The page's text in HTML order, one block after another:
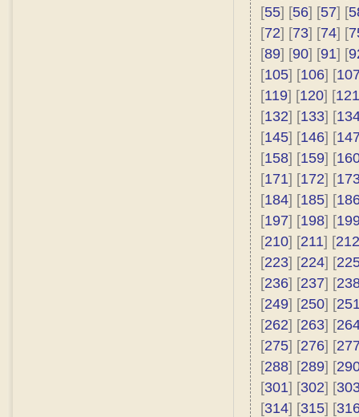
[55] [56] [57] [
[72] [73] [74] [
[89] [90] [91] [
[105] [106] [
[119] [120] [121
[132] [133] [
[145] [146] [
[158] [159] [
[171] [172] [
[184] [185] [
[197] [198] [
[210] [211] [212
[223] [224] [
[236] [237] [
[249] [250] [
[262] [263] [
[275] [276] [
[288] [289] [
[301] [302] [
[314] [315] [